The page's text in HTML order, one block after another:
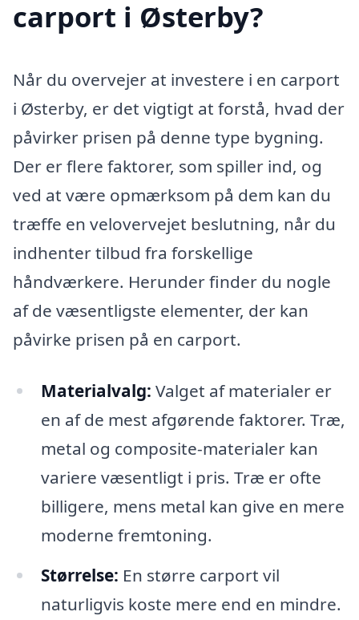
carport i Østerby?
Når du overvejer at investere i en carport
i Østerby, er det vigtigt at forstå, hvad der
påvirker prisen på denne type bygning.
Der er flere faktorer, som spiller ind, og
ved at være opmærksom på dem kan du
træffe en velovervejet beslutning, når du
indhenter tilbud fra forskellige
håndværkere. Herunder finder du nogle
af de væsentligste elementer, der kan
påvirke prisen på en carport.
Materialvalg: Valget af materialer er
en af de mest afgørende faktorer. Træ,
metal og composite-materialer kan
variere væsentligt i pris. Træ er ofte
billigere, mens metal kan give en mere
moderne fremtoning.
Størrelse: En større carport vil
naturligvis koste mere end en mindre.